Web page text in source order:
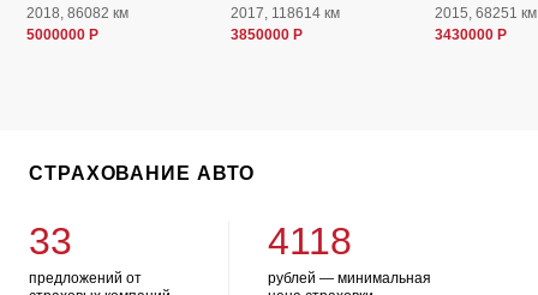
2018, 86082 км
5000000 Р
2017, 118614 км
3850000 Р
2015, 68251 км
3430000 Р
СТРАХОВАНИЕ АВТО
33
предложений от
4118
рублей — минимальная